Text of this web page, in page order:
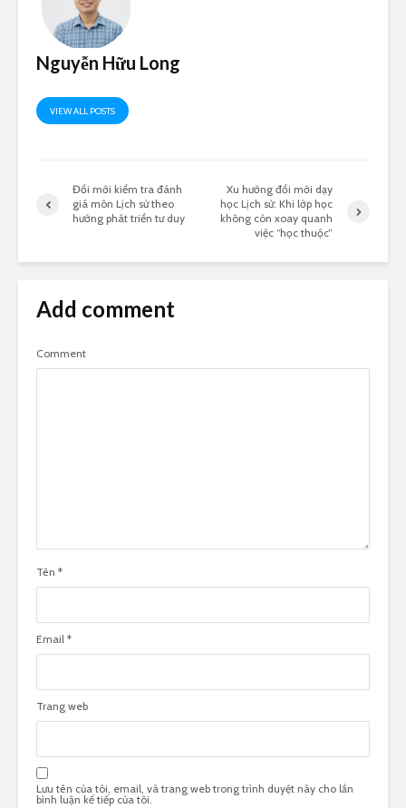
Nguyễn Hữu Long
VIEW ALL POSTS
Đổi mới kiểm tra đánh
giá môn Lịch sử theo
hướng phát triển tư duy
Xu hướng đổi mới dạy
học Lịch sử: Khi lớp học
không còn xoay quanh
việc “học thuộc”
Add comment
Comment
Tên *
Email *
Trang web
Lưu tên của tôi, email, và trang web trong trình duyệt này cho lần
bình luận kế tiếp của tôi.